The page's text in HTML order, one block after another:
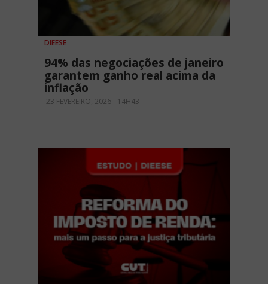
DIEESE
94% das negociações de janeiro
garantem ganho real acima da
inflação
23 FEVEREIRO, 2026 - 14H43